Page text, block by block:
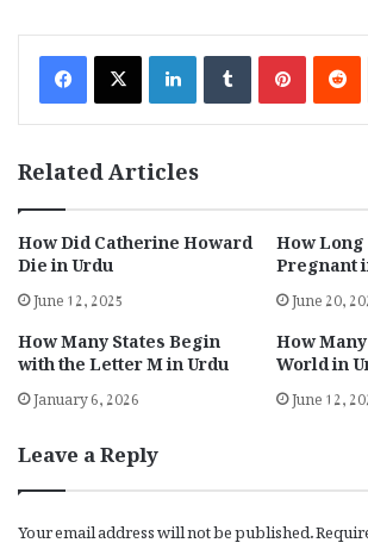
LinkedInTumblrPinterest
Related Articles
How Did Catherine Howard
Die in Urdu
June 12, 2025
How Long
Pregnant
June 20,
How Many States Begin
with the Letter M in Urdu
January 6, 2026
How
World in
June 12,
Leave a Reply
Your email address will not be published.